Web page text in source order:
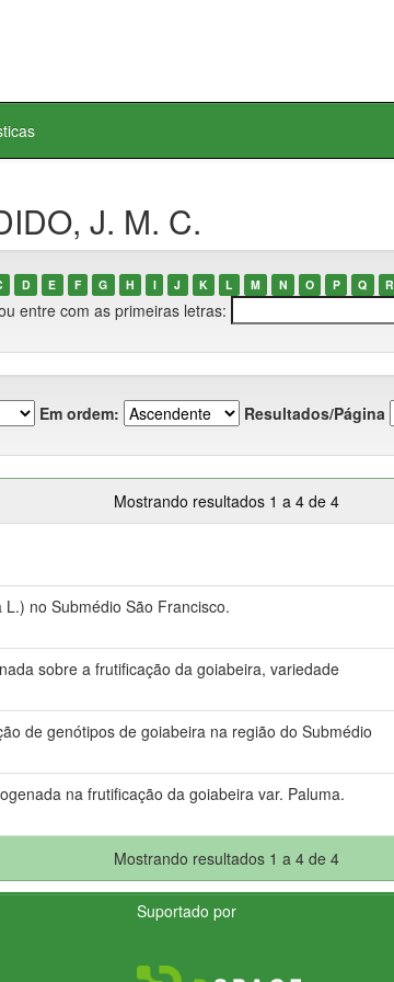
J. M. C.
D E F G H I J K L M N O P Q R
entre com as primeiras letras:
Em ordem: Resultados/Página
Mostrando resultados 1 a 4 de 4
no Submédio São Francisco.
sobre a frutificação da goiabeira, variedade
de genótipos de goiabeira na região do Submédio
na frutificação da goiabeira var. Paluma.
Mostrando resultados 1 a 4 de 4
Suportado por